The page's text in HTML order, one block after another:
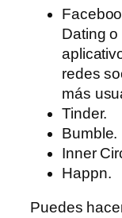
Dating
redes
más
Tinder.
Bumble.
Inner
Happn.
Puedes